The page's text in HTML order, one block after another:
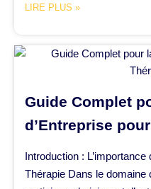
LIRE PLUS »
Guide Complet
d’Entreprise
Introduction : L’importance
Thérapie Dans le domaine